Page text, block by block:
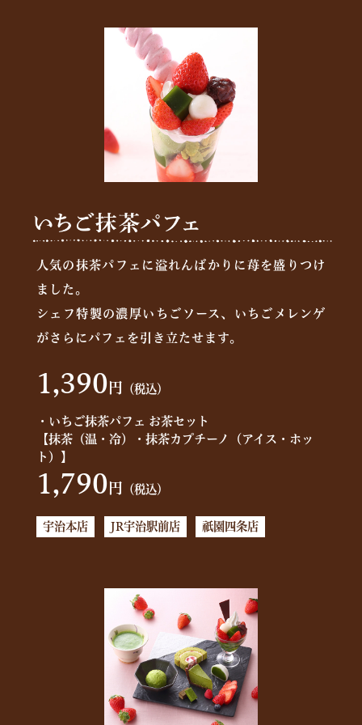
人気の抹茶パフェに溢れんばかりに苺を盛りつけ
ました。
シェフ特製の濃厚いちごソース、いちごメレンゲ
がさらにパフェを引き立たせます。
1,390 円 （税込）
・いちご抹茶パフェ お茶セット
【抹茶（温・冷）・抹茶カプチーノ（アイス・ホッ
ト）】
1,790 円 （税込）
宇治本店 JR宇治駅前店 祇園四条店